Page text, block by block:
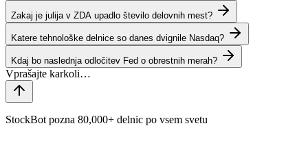
Zakaj je julija v ZDA upadlo število delovnih mest?
Katere tehnološke delnice so danes dvignile Nasdaq?
Kdaj bo naslednja odločitev Fed o obrestnih merah?
StockBot pozna 80,000+ delnic po vsem svetu